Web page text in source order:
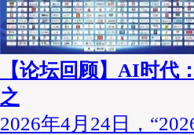
【论坛回顾】AI时代
之
2026年4月24日，